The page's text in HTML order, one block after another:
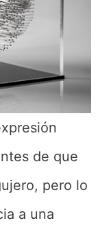
de que
pero lo
a una